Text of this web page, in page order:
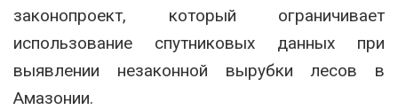
законопроект, который ограничивает
использование спутниковых данных при
выявлении незаконной вырубки лесов в
Амазонии.